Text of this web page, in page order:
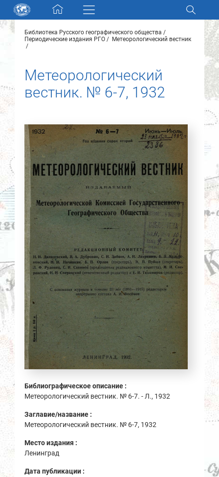
Skip navigation
Разделы и коллекции
Новости
О нас
Контакты
Партнеры
Библиотека Русского географического общества
Периодические издания РГО
Метеорологический вестник
Метеорологический
вестник. № 6-7, 1932
Библиографическое описание :
Метеорологический вестник. № 6-7. - Л., 1932
Заглавие/название :
Метеорологический вестник. № 6-7, 1932
Место издания :
Ленинград
Дата публикации :